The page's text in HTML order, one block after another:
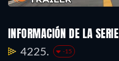
INFORMACIÓN DE LA SERIE
4225. -15